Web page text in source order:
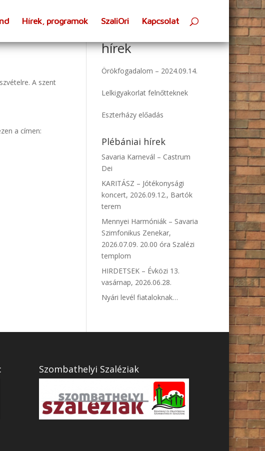
Hírek, programok SzaliOri Kapcsolat
A szent
a címen:
hírek
Örökfogadalom – 2024.09.14.
Lelkigyakorlat felnőtteknek
Eszterházy előadás
Plébániai hírek
Savaria Karnevál – Castrum
Dei
KARITÁSZ – Jótékonysági
koncert, 2026.09.12., Bartók
terem
Mennyei Harmóniák – Savaria
Szimfonikus Zenekar,
2026.07.09. 20.00 óra Szalézi
templom
HIRDETSEK – Évközi 13.
vasárnap, 2026.06.28.
Nyári levél fiataloknak…
Szombathelyi Szaléziak